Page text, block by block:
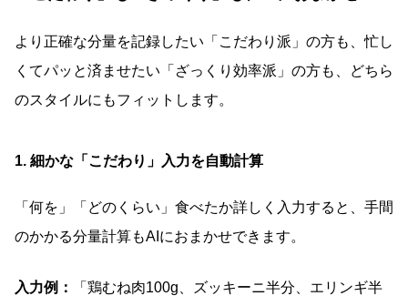
より正確な分量を記録したい「こだわり派」の方も、忙し
くてパッと済ませたい「ざっくり効率派」の方も、どちら
のスタイルにもフィットします。
1. 細かな「こだわり」入力を自動計算
「何を」「どのくらい」食べたか詳しく入力すると、手間
のかかる分量計算もAIにおまかせできます。
入力例：
「鶏むね肉100g、ズッキーニ半分、エリンギ半